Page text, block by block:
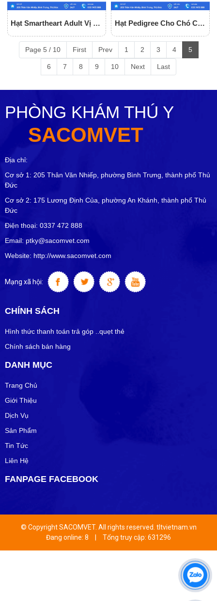
Hạt Smartheart Adult Vị Bò
Hạt Pedigree Cho Chó Con
Page 5 / 10 First Prev 1 2 3 4 5
6 7 8 9 10 Next Last
PHÒNG KHÁM THÚ Y
SACOMVET
Địa chỉ:
Cơ sở 1: 205 Thân Văn Nhiếp, phường Bình Trưng, thành phố Thủ
Đức
Cơ sở 2: 175 Lương Định Của, phường An Khánh, thành phố Thủ
Đức
Điện thoại: 0337 472 888
Email: ptky@sacomvet.com
Website: http://www.sacomvet.com
Mạng xã hội:
CHÍNH SÁCH
Hình thức thanh toán trả góp ..quẹt thẻ
Chính sách bán hàng
DANH MỤC
Trang Chủ
Giới Thiệu
Dịch Vụ
Sản Phẩm
Tin Tức
Liên Hệ
FANPAGE FACEBOOK
© Copyright SACOMVET. All rights reserved. tltvietnam.vn
Đang online: 8
Tổng truy cập: 631296